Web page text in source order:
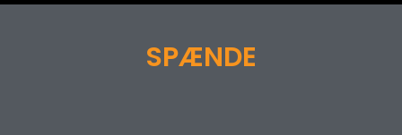
SPÆNDE